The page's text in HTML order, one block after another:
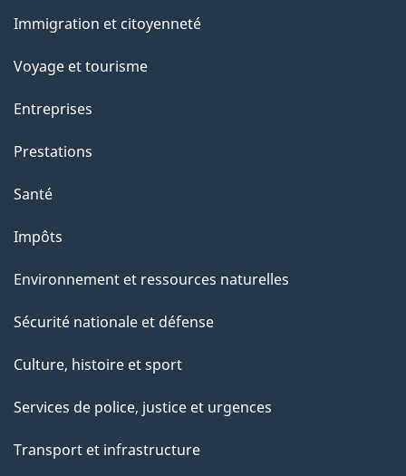
e
t
e
a
g
sujets
Immigration et citoyenneté
Voyage et tourisme
Entreprises
Prestations
Santé
Impôts
Environnement et ressources naturelles
Sécurité nationale et défense
Culture, histoire et sport
Services de police, justice et urgences
Transport et infrastructure